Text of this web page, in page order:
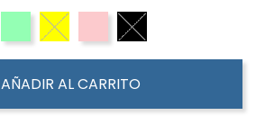
AÑADIR AL CARRITO